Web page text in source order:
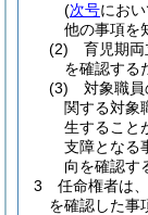
(次号にお
他の事項を
(2)
育児期
を確認する
(3)
対象職
関する対象
生すること
支障となる
向を確認す
3
任命権者は、
を確認した事